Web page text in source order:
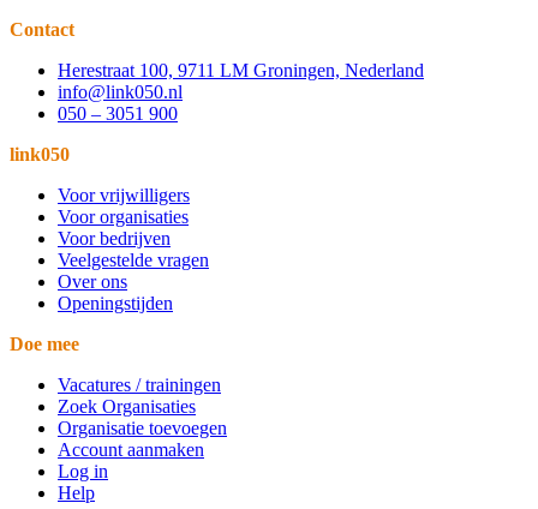
Contact
Herestraat 100, 9711 LM Groningen, Nederland
info@link050.nl
050 – 3051 900
link050
Voor vrijwilligers
Voor organisaties
Voor bedrijven
Veelgestelde vragen
Over ons
Openingstijden
Doe mee
Vacatures / trainingen
Zoek Organisaties
Organisatie toevoegen
Account aanmaken
Log in
Help